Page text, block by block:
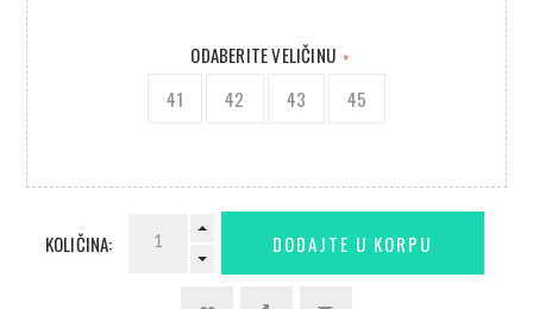
ODABERITE VELIČINU *
41 42 43 45
KOLIČINA: